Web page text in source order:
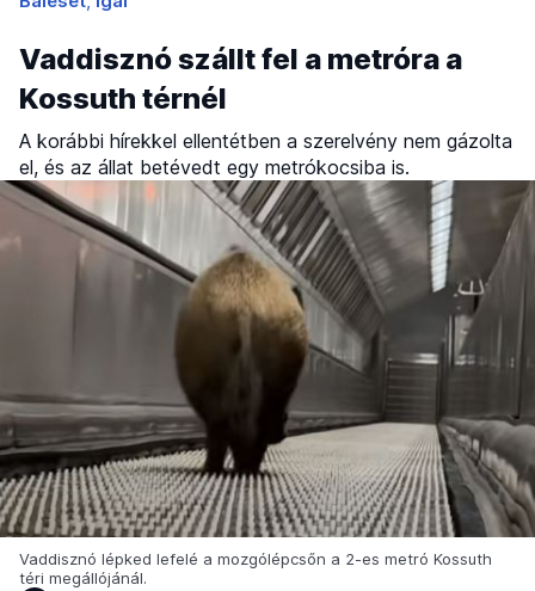
Vaddisznó szállt fel a metróra a
Kossuth térnél
A korábbi hírekkel ellentétben a szerelvény nem gázolta
el, és az állat betévedt egy metrókocsiba is.
Vaddisznó lépked lefelé a mozgólépcsőn a 2-es metró Kossuth
téri megállójánál.